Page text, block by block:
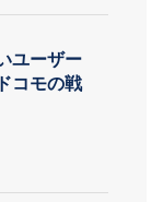
ユーザー
コモの戦